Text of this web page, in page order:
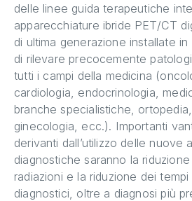
delle linee guida terapeutiche
apparecchiature ibride PET/CT
di ultima generazione installate
di rilevare precocemente
tutti i campi della medicina
cardiologia, endocrinologia,
branche specialistiche,
ginecologia, ecc.). Importanti
derivanti dall’utilizzo delle nuove
diagnostiche saranno la
radiazioni e la riduzione dei tempi
diagnostici, oltre a diagnosi più